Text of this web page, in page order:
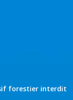
forestier interdit